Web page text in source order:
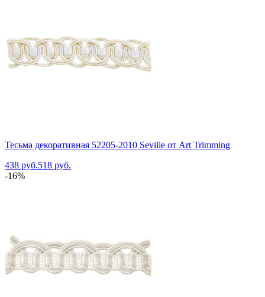
Тесьма декоративная 52205-2010 Seville от Art Trimming
438 руб.518 руб.
-16%